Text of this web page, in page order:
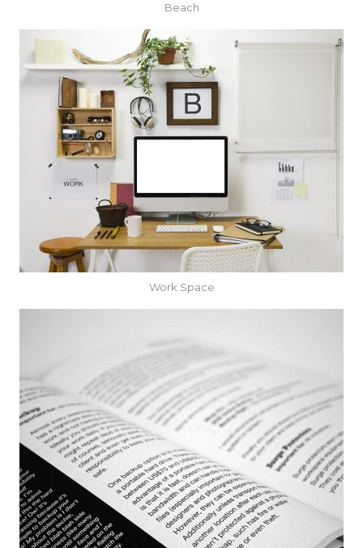
Beach
Work Space